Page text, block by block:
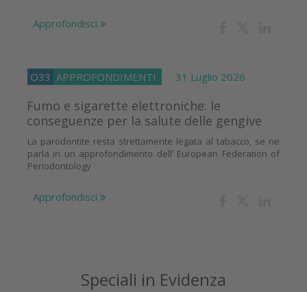
Approfondisci
O33 APPROFONDIMENTI 31 Luglio 2026
Fumo e sigarette elettroniche: le
conseguenze per la salute delle gengive
La parodontite resta strettamente legata al tabacco, se ne
parla in un approfondimento dell’ European Federation of
Periodontology
Approfondisci
Speciali in Evidenza